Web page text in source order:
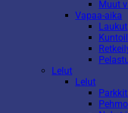
Muut
Vapaa-aika
Laukut
Lelut
Lelut